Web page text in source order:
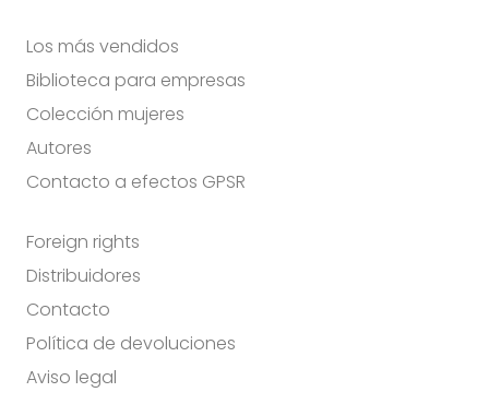
Los más vendidos
Biblioteca para empresas
Colección mujeres
Autores
Contacto a efectos GPSR
Foreign rights
Distribuidores
Contacto
Política de devoluciones
Aviso legal